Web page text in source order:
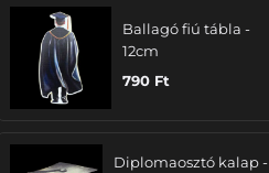
Ballagó fiú tábla -
12cm
790 Ft
Diplomaosztó kalap -